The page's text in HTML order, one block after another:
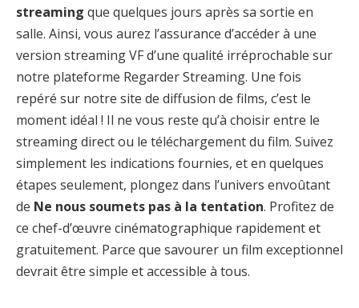
streaming que quelques jours après sa sortie en
salle. Ainsi, vous aurez l’assurance d’accéder à une
version streaming VF d’une qualité irréprochable sur
notre plateforme Regarder Streaming. Une fois
repéré sur notre site de diffusion de films, c’est le
moment idéal ! Il ne vous reste qu’à choisir entre le
streaming direct ou le téléchargement du film. Suivez
simplement les indications fournies, et en quelques
étapes seulement, plongez dans l’univers envoûtant
de Ne nous soumets pas à la tentation. Profitez de
ce chef-d’œuvre cinématographique rapidement et
gratuitement. Parce que savourer un film exceptionnel
devrait être simple et accessible à tous.